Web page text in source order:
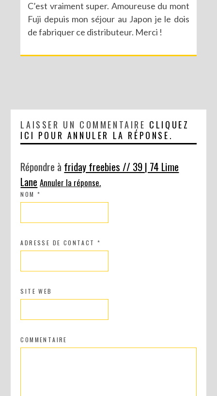
C’est vraiment super. Amoureuse du mont
Fuji depuis mon séjour au Japon je le dois
de fabriquer ce distributeur. Merci !
LAISSER UN COMMENTAIRE CLIQUEZ
ICI POUR ANNULER LA RÉPONSE.
Répondre à friday freebies // 39 | 74 Lime
Lane Annuler la réponse.
NOM*
ADRESSE DE CONTACT*
SITE WEB
COMMENTAIRE